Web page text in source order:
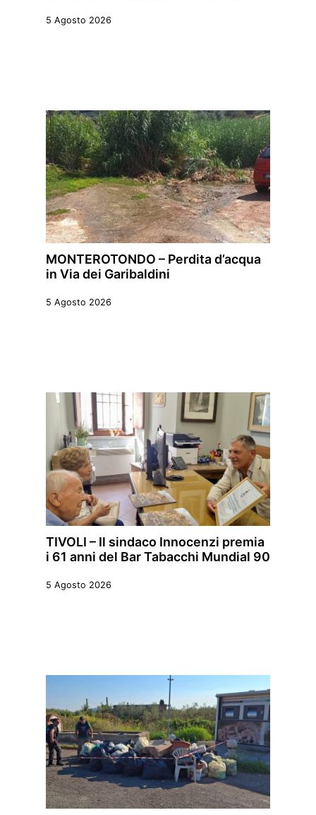
5 Agosto 2026
MONTEROTONDO – Perdita d’acqua
in Via dei Garibaldini
5 Agosto 2026
TIVOLI – Il sindaco Innocenzi premia
i 61 anni del Bar Tabacchi Mundial 90
5 Agosto 2026